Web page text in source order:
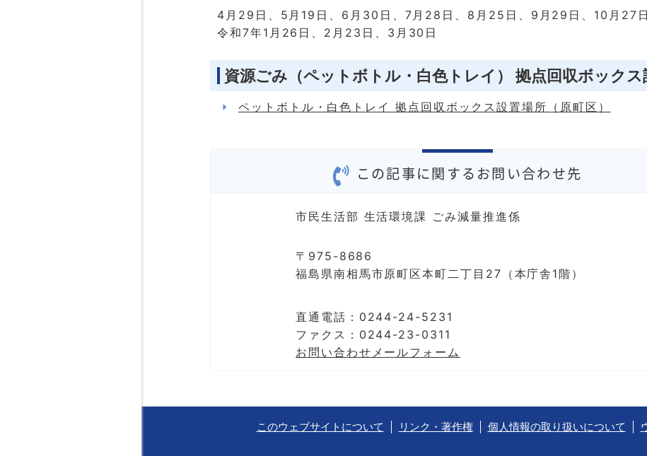
4月29日、5月19日、6月30日、7月28日、8月25日、9月29日、10月27
令和7年1月26日、2月23日、3月30日
資源ごみ（ペットボトル・白色トレイ） 拠点回収ボックス
ペットボトル・白色トレイ 拠点回収ボックス設置場所（原町区）
この記事に関するお問い合わせ先
市民生活部 生活環境課 ごみ減量推進係
〒975-8686
福島県南相馬市原町区本町二丁目27（本庁舎1階）
直通電話：0244-24-5231
ファクス：0244-23-0311
お問い合わせメールフォーム
このウェブサイトについて リンク・著作権 個人情報の取り扱いについて